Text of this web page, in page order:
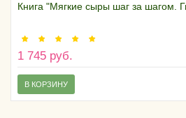
Книга "Мягкие сыры шаг за шагом.
1 745 руб.
В КОРЗИНУ